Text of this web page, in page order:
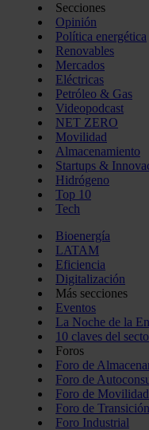
Secciones
Opinión
Política energética
Renovables
Mercados
Eléctricas
Petróleo & Gas
Videopodcast
NET ZERO
Movilidad
Almacenamiento
Startups &
Hidrógeno
Top 10
Tech
Bioenergía
LATAM
Eficiencia
Digitalización
Más secciones
Eventos
La Noche de la
10 claves del
Foros
Foro de
Foro de
Foro de
Foro de
Foro Industrial